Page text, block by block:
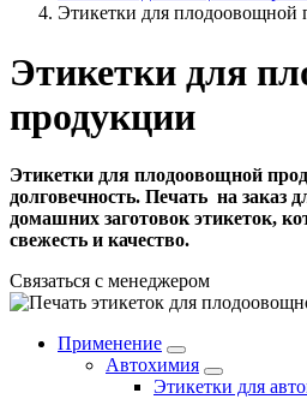
Этикетки для плодоовощной
Этикетки для
продукции
Этикетки для плодоовощной
долговечность. Печать на заказ
домашних заготовок этикеток,
свежесть и качество.
Связаться с менеджером
Применение
Автохимия
Этикетки для